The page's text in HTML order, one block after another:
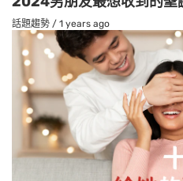
話題趨勢 / 1 years ago